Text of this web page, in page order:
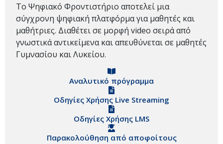
Το Ψηφιακό Φροντιστήριο αποτελεί μια
σύγχρονη ψηφιακή πλατφόρμα για μαθητές και
μαθήτριες. Διαθέτει σε μορφή video σειρά από
γνωστικά αντικείμενα και απευθύνεται σε μαθητές
Γυμνασίου και Λυκείου.
Αναλυτικό πρόγραμμα
Οδηγίες Χρήσης Live Streaming
Οδηγίες Χρήσης LMS
Παρακολούθηση από αποφοίτους